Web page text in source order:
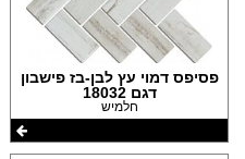
פסיפס דמוי עץ לבן-בז פישבון
דגם 18032
חלמיש